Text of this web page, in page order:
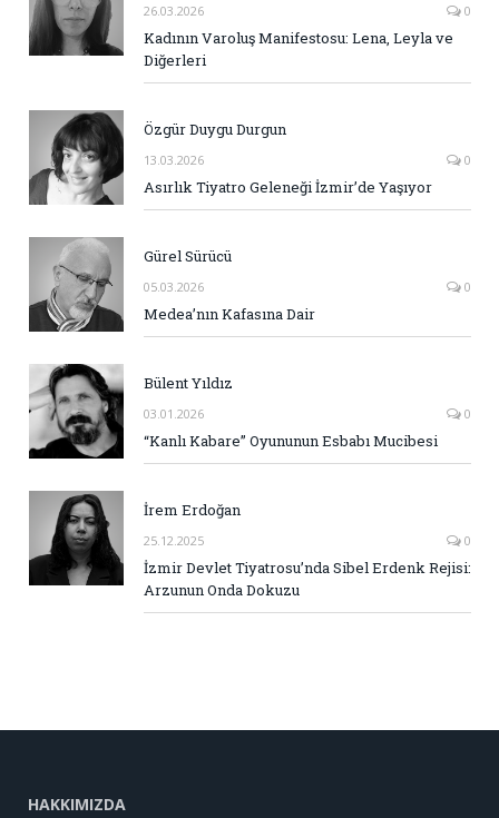
26.03.2026 0
Kadının Varoluş Manifestosu: Lena, Leyla ve
Diğerleri
Özgür Duygu Durgun
13.03.2026 0
Asırlık Tiyatro Geleneği İzmir’de Yaşıyor
Gürel Sürücü
05.03.2026 0
Medea’nın Kafasına Dair
Bülent Yıldız
03.01.2026 0
“Kanlı Kabare” Oyununun Esbabı Mucibesi
İrem Erdoğan
25.12.2025 0
İzmir Devlet Tiyatrosu’nda Sibel Erdenk Rejisi:
Arzunun Onda Dokuzu
HAKKIMIZDA